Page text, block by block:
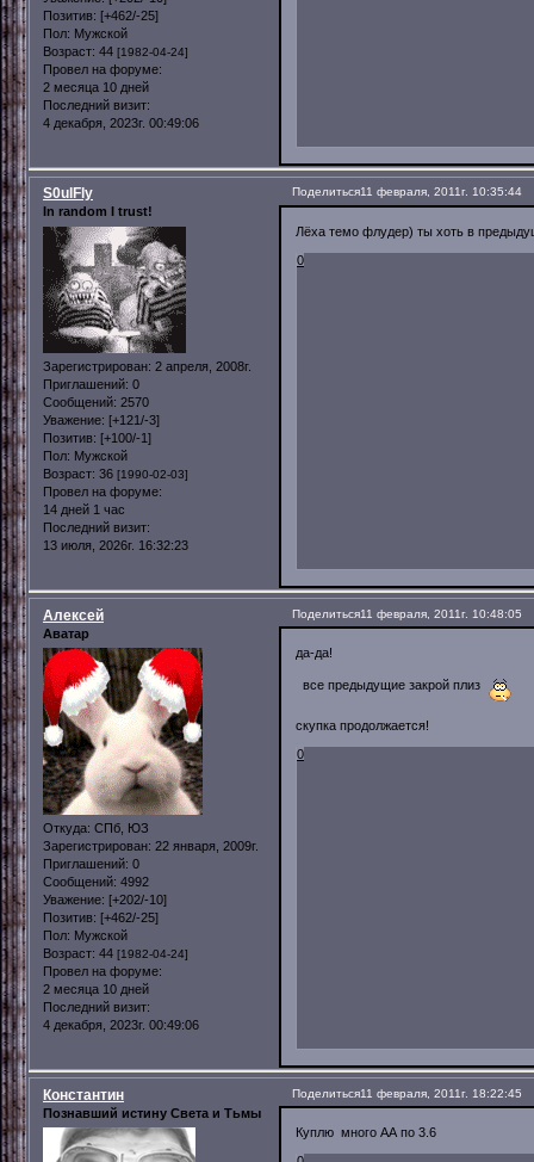
Позитив: [+462/-25]
Пол: Мужской
Возраст: 44 [1982-04-24]
Провел на форуме:
2 месяца 10 дней
Последний визит:
4 декабря, 2023г. 00:49:06
Поделиться11 февраля, 2011г. 10:35:44
S0ulFly
In random I trust!
Зарегистрирован: 2 апреля, 2008г.
Приглашений: 0
Сообщений: 2570
Уважение: [+121/-3]
Позитив: [+100/-1]
Пол: Мужской
Возраст: 36 [1990-02-03]
Провел на форуме:
14 дней 1 час
Последний визит:
13 июля, 2026г. 16:32:23
Лёха темо флудер) ты хоть в
0
Поделиться11 февраля, 2011г. 10:48:05
Алексей
Аватар
Откуда: СПб, ЮЗ
Зарегистрирован: 22 января, 2009г.
Приглашений: 0
Сообщений: 4992
Уважение: [+202/-10]
Позитив: [+462/-25]
Пол: Мужской
Возраст: 44 [1982-04-24]
Провел на форуме:
2 месяца 10 дней
Последний визит:
4 декабря, 2023г. 00:49:06
да-да!
все предыдущие закрой плиз
скупка продолжается!
0
Поделиться11 февраля, 2011г. 18:22:45
Константин
Познавший истину Света и Тьмы
Куплю много АА по 3.6